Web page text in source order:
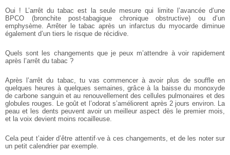
Oui ! L’arrêt du tabac est la seule mesure qui limite l’avancée d’une
BPCO (bronchite post-tabagique chronique obstructive) ou d’un
emphysème. Arrêter le tabac après un infarctus du myocarde diminue
également d’un tiers le risque de récidive.
Quels sont les changements que je peux m’attendre à voir rapidement
après l’arrêt du tabac ?
Après l’arrêt du tabac, tu vas commencer à avoir plus de souffle en
quelques heures à quelques semaines, grâce à la baisse du monoxyde
de carbone sanguin et au renouvellement des cellules pulmonaires et des
globules rouges. Le goût et l’odorat s’améliorent après 2 jours environ. La
peau et les dents peuvent avoir un meilleur aspect dès le premier mois,
et la voix devient moins rocailleuse.
Cela peut t’aider d’être attentif·ve à ces changements, et de les noter sur
un petit calendrier par exemple.